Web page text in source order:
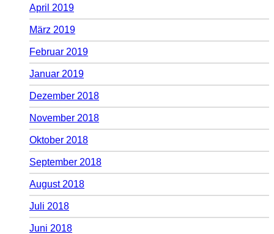
April 2019
März 2019
Februar 2019
Januar 2019
Dezember 2018
November 2018
Oktober 2018
September 2018
August 2018
Juli 2018
Juni 2018